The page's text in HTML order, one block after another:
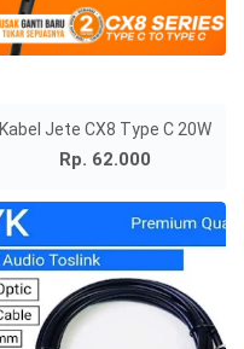
Kabel Jete CX8 Type C 20W
Rp. 62.000